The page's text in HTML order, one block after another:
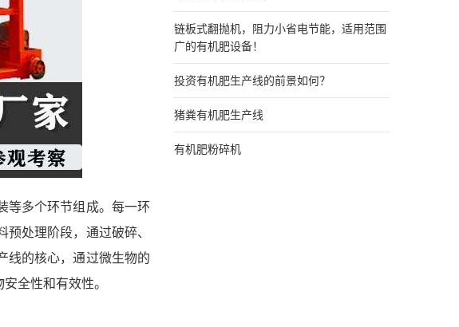
等多个环节组成。每一环
处理阶段，通过破碎、
线的核心，通过微生物的
全性和有效性。
链板式翻抛机，阻力小省电节能，适用范围
广的有机肥设备！
投资有机肥生产线的前景如何？
猪粪有机肥生产线
有机肥粉碎机